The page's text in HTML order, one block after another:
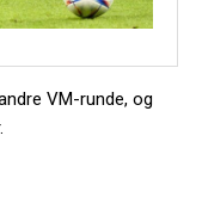
VM-runde, og